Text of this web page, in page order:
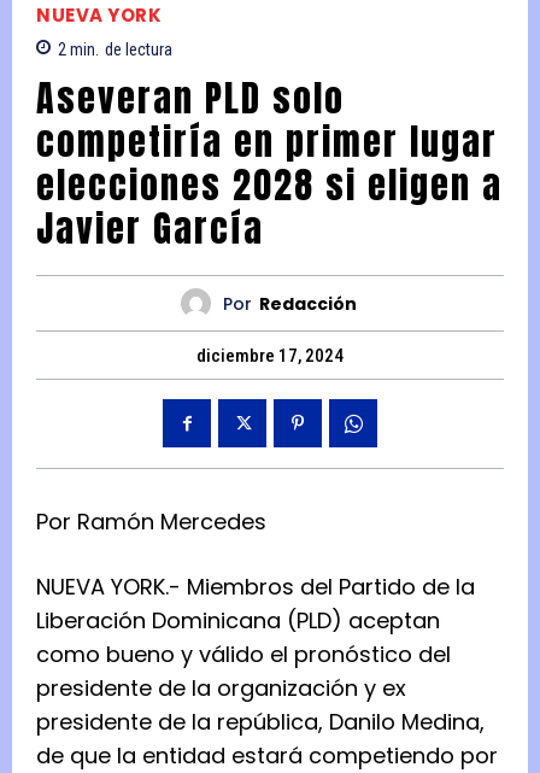
NUEVA YORK
2 min. de lectura
Aseveran PLD solo
competiría en primer lugar
elecciones 2028 si eligen a
Javier García
Por Redacción
diciembre 17, 2024
Por Ramón Mercedes
NUEVA YORK.- Miembros del Partido de la
Liberación Dominicana (PLD) aceptan
como bueno y válido el pronóstico del
presidente de la organización y ex
presidente de la república, Danilo Medina,
de que la entidad estará competiendo por